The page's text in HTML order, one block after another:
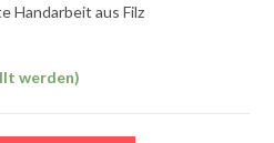
Handarbeit aus Filz
werden)